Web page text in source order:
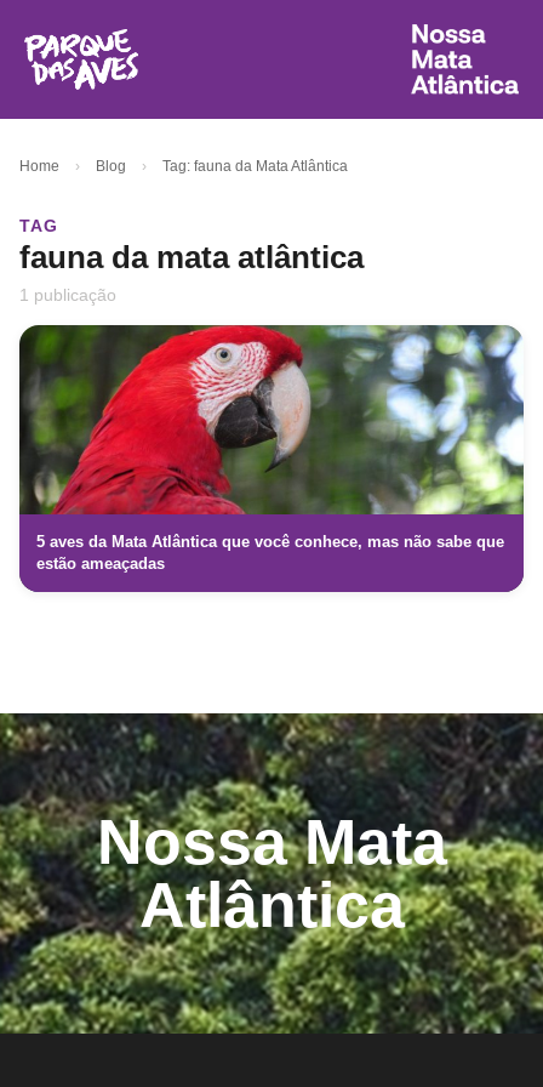
Home › Blog › Tag: fauna da Mata Atlântica
TAG
fauna da mata atlântica
1 publicação
5 aves da Mata Atlântica que você conhece, mas não sabe que
estão ameaçadas
Nossa Mata
Atlântica